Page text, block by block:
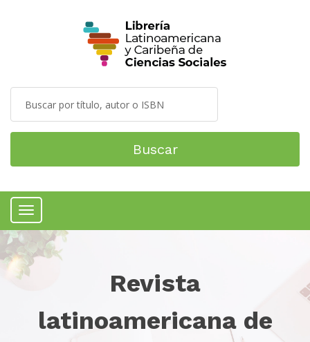
Buscar
Menú
Revista
latinoamericana de